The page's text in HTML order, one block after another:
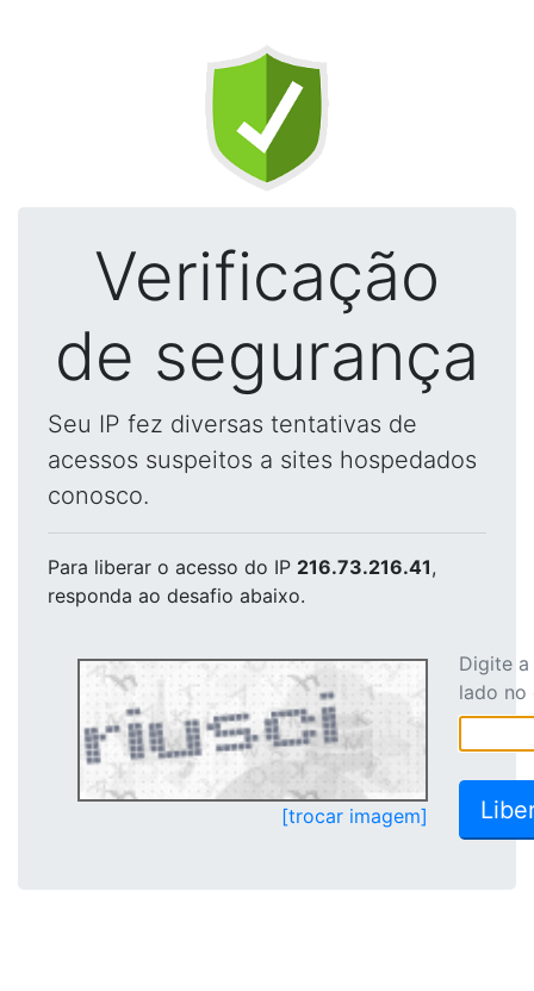
Verificação
de segurança
Seu IP fez diversas tentativas de
acessos suspeitos a sites hospedados
conosco.
Para liberar o acesso do IP 216.73.216.41,
responda ao desafio abaixo.
[trocar imagem]
Digite
lado no